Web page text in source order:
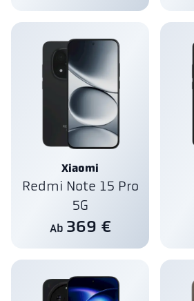
Xiaomi
Redmi Note 15 Pro
5G
Ab 369 €